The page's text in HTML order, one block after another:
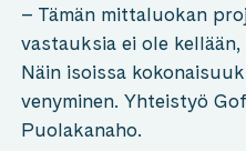
– Tämän mittaluokan
vastauksia ei ole
Näin isoissa
venyminen. Yhteistyö
Puolakanaho.